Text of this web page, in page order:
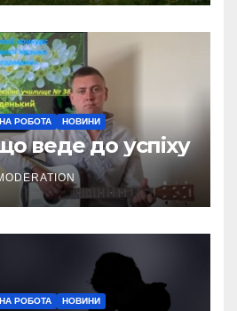
РОБОТА НОВИНИ
веде до успіху
РОБОТА НОВИНИ